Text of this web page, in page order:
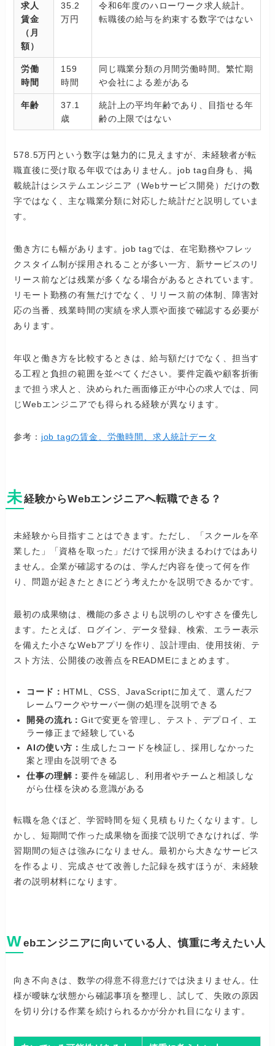
求人
賃金
（月
額）
35.2
万円
令和6年度のハローワーク求人統計。
転職後の給与を約束する数字ではない
労働
時間
159
時間
同じ職業分類の月間労働時間。繁忙期
や会社による差がある
年齢
37.1
歳
統計上の平均年齢であり、目指せる年
齢の上限ではない
578.5万円という数字は魅力的に見えますが、未経験者が転
職直後に受け取る年収ではありません。job tag自身も、掲
載統計はシステムエンジニア（Webサービス開発）だけの数
字ではなく、主な職業分類に対応した統計だと説明していま
す。
働き方にも幅があります。job tagでは、在宅勤務やフレッ
クスタイム制が採用されることが多い一方、新サービスのリ
リース前などは残業が多くなる場合があるとされています。
リモート勤務の有無だけでなく、リリース前の体制、障害対
応の当番、残業時間の実績を求人票や面接で確認する必要が
あります。
年収と働き方を比較するときは、給与額だけでなく、担当す
る工程と負担の範囲を並べてください。要件定義や顧客折衝
まで担う求人と、決められた画面修正が中心の求人では、同
じWebエンジニアでも得られる経験が異なります。
参考： job tagの賃金、労働時間、求人統計データ
未経験からWebエンジニアへ転職できる？
未経験から目指すことはできます。ただし、「スクールを卒
業した」「資格を取った」だけで採用が決まるわけではあり
ません。企業が確認するのは、学んだ内容を使って何を作
り、問題が起きたときにどう考えたかを説明できるかです。
最初の成果物は、機能の多さよりも説明のしやすさを優先し
ます。たとえば、ログイン、データ登録、検索、エラー表示
を備えた小さなWebアプリを作り、設計理由、使用技術、テ
スト方法、公開後の改善点をREADMEにまとめます。
コード： HTML、CSS、JavaScriptに加えて、選んだフ
レームワークやサーバー側の処理を説明できる
開発の流れ：Gitで変更を管理し、テスト、デプロイ、エ
ラー修正まで経験している
AIの使い方：生成したコードを検証し、採用しなかった
案と理由を説明できる
仕事の理解：要件を確認し、利用者やチームと相談しな
がら仕様を決める意識がある
転職を急ぐほど、学習時間を短く見積もりたくなります。し
かし、短期間で作った成果物を面接で説明できなければ、学
習期間の短さは強みになりません。最初から大きなサービス
を作るより、完成させて改善した記録を残すほうが、未経験
者の説明材料になります。
Webエンジニアに向いている人、慎重に考えたい人
向き不向きは、数学の得意不得意だけでは決まりません。仕
様が曖昧な状態から確認事項を整理し、試して、失敗の原因
を切り分ける作業を続けられるかが分かれ目になります。